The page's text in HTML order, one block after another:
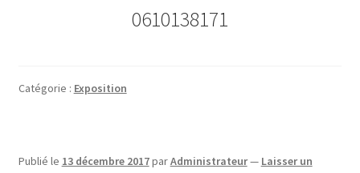
0610138171
Catégorie : Exposition
Publié le 13 décembre 2017parAdministrateur— Laisser un